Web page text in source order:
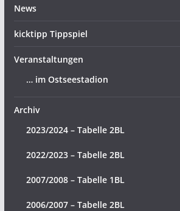
News
kicktipp Tippspiel
Veranstaltungen
… im Ostseestadion
Archiv
2023/2024 – Tabelle 2BL
2022/2023 – Tabelle 2BL
2007/2008 – Tabelle 1BL
2006/2007 – Tabelle 2BL